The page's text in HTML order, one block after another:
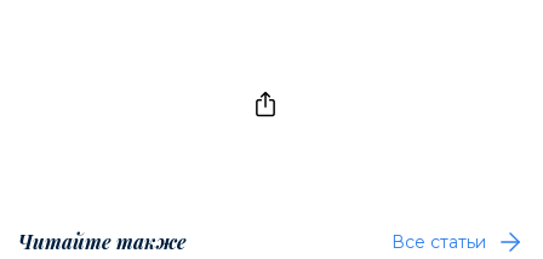
Читайте также Все статьи